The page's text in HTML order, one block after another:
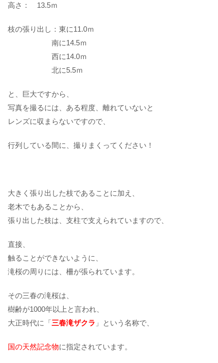
高さ： 13.5ｍ
枝の張り出し：東に11.0ｍ
南に14.5ｍ
西に14.0ｍ
北に5.5ｍ
と、巨大ですから、
写真を撮るには、ある程度、離れていないと
レンズに収まらないですので、
行列している間に、撮りまくってください！
大きく張り出した枝であることに加え、
老木でもあることから、
張り出した枝は、支柱で支えられていますので、
直接、
触ることができないように、
滝桜の周りには、柵が張られています。
その三春の滝桜は、
樹齢が1000年以上と言われ、
大正時代に「三春滝ザクラ 」という名称で、
国の天然記念物に指定されています。